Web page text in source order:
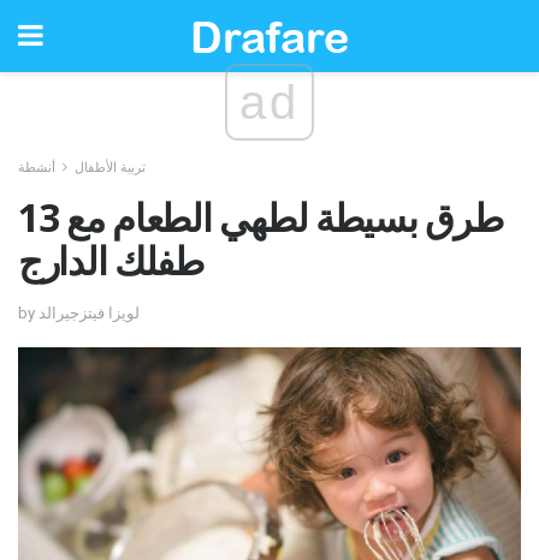
ad
تربية الأطفال أنشطة
13 طرق بسيطة لطهي الطعام مع
طفلك الدارج
by لويزا فيتزجيرالد